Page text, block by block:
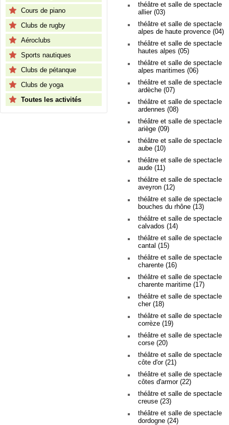
Cours de piano
Clubs de rugby
Aéroclubs
Sports nautiques
Clubs de pétanque
Clubs de yoga
Toutes les activités
théâtre et salle de spectacle
allier (03)
théâtre et salle de spectacle
alpes de haute provence (04)
théâtre et salle de spectacle
hautes alpes (05)
théâtre et salle de spectacle
alpes maritimes (06)
théâtre et salle de spectacle
ardèche (07)
théâtre et salle de spectacle
ardennes (08)
théâtre et salle de spectacle
ariège (09)
théâtre et salle de spectacle
aube (10)
théâtre et salle de spectacle
aude (11)
théâtre et salle de spectacle
aveyron (12)
théâtre et salle de spectacle
bouches du rhône (13)
théâtre et salle de spectacle
calvados (14)
théâtre et salle de spectacle
cantal (15)
théâtre et salle de spectacle
charente (16)
théâtre et salle de spectacle
charente maritime (17)
théâtre et salle de spectacle
cher (18)
théâtre et salle de spectacle
corrèze (19)
théâtre et salle de spectacle
corse (20)
théâtre et salle de spectacle
côte d'or (21)
théâtre et salle de spectacle
côtes d'armor (22)
théâtre et salle de spectacle
creuse (23)
théâtre et salle de spectacle
dordogne (24)